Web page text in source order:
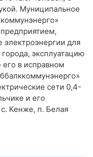
Муниципальное
для
эксплуатацию
в исправном
сети 0,4-
и его
Кенже, п. Белая